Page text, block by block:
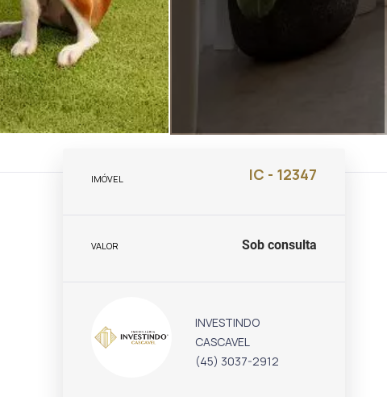
IMÓVEL IC - 12347
VALOR Sob consulta
INVESTINDO
CASCAVEL
(45) 3037-2912